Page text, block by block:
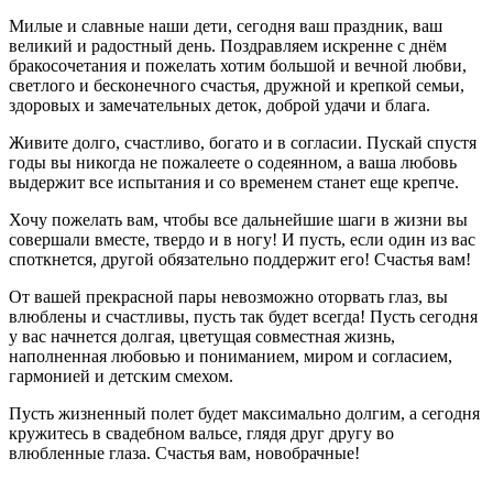
Милые и славные наши дети, сегодня ваш праздник, ваш
великий и радостный день. Поздравляем искренне с днём
бракосочетания и пожелать хотим большой и вечной любви,
светлого и бесконечного счастья, дружной и крепкой семьи,
здоровых и замечательных деток, доброй удачи и блага.
Живите долго, счастливо, богато и в согласии. Пускай спустя
годы вы никогда не пожалеете о содеянном, а ваша любовь
выдержит все испытания и со временем станет еще крепче.
Хочу пожелать вам, чтобы все дальнейшие шаги в жизни вы
совершали вместе, твердо и в ногу! И пусть, если один из вас
споткнется, другой обязательно поддержит его! Счастья вам!
От вашей прекрасной пары невозможно оторвать глаз, вы
влюблены и счастливы, пусть так будет всегда! Пусть сегодня
у вас начнется долгая, цветущая совместная жизнь,
наполненная любовью и пониманием, миром и согласием,
гармонией и детским смехом.
Пусть жизненный полет будет максимально долгим, а сегодня
кружитесь в свадебном вальсе, глядя друг другу во
влюбленные глаза. Счастья вам, новобрачные!